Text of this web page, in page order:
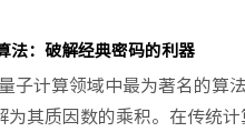
法：破解经典密码的利器
子计算领域中最为著名的算
为其质因数的乘积。在传统